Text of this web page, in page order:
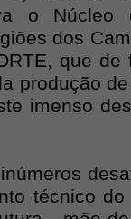
o Núcleo
dos
que de
produção
imenso
técnico